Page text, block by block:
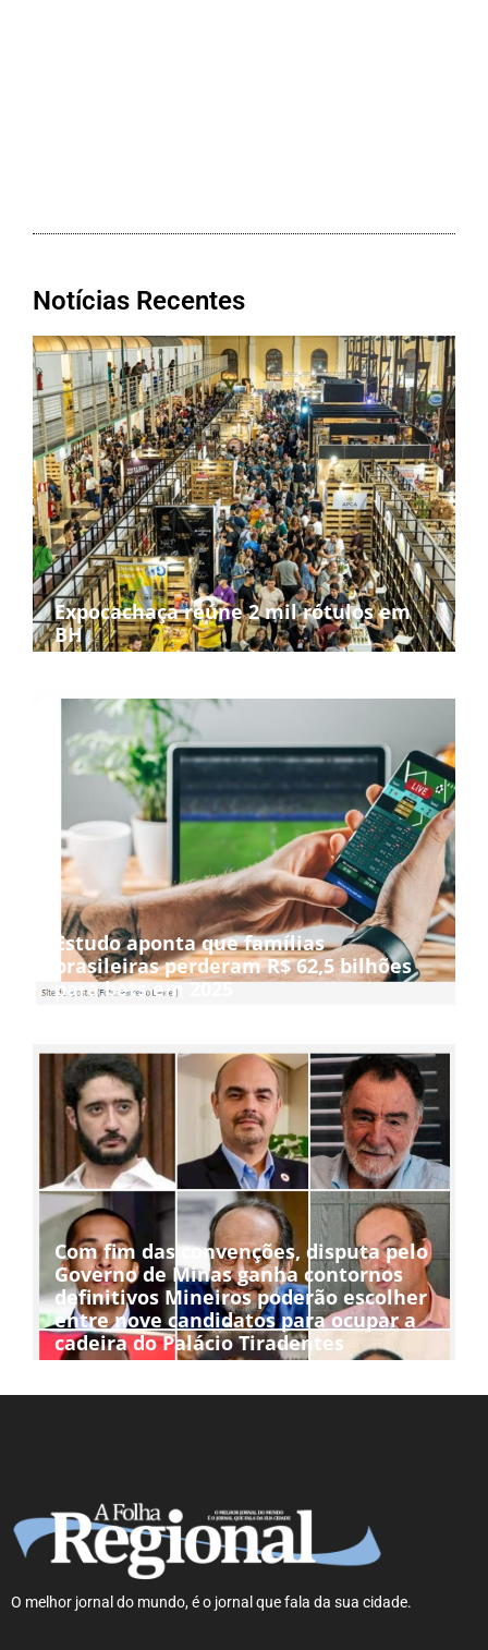
Notícias Recentes
Expocachaça reúne 2 mil rótulos em
BH
Estudo aponta que famílias
brasileiras perderam R$ 62,5 bilhões
para bets em 2025
Com fim das convenções, disputa pelo
Governo de Minas ganha contornos
definitivos Mineiros poderão escolher
entre nove candidatos para ocupar a
cadeira do Palácio Tiradentes
O melhor jornal do mundo, é o jornal que fala da sua cidade.